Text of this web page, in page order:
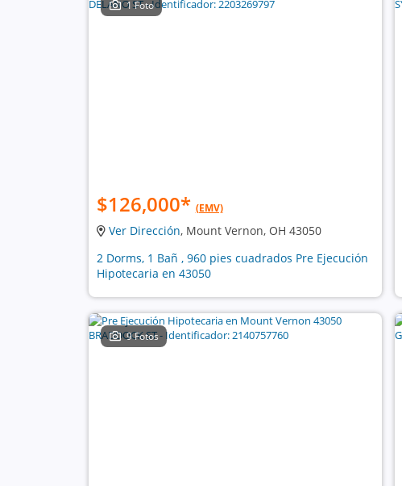
1 Foto
$126,000* (EMV)
Ver Dirección, Mount Vernon, OH 43050
2 Dorms, 1 Bañ , 960 pies cuadrados Pre Ejecución
Hipotecaria en 43050
9 Fotos